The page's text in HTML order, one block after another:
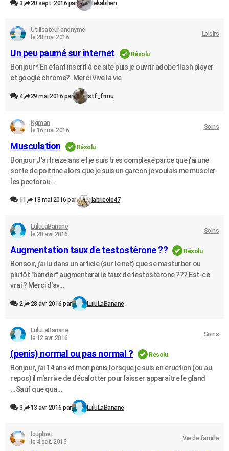
3 20 sept. 2016 par lekabilien
Utilisateur anonyme
le 28 mai 2016
Loisirs
Un peu paumé sur internet Résolu
Bonjour* En étant inscrit à ce site puis je ouvrir adobe flash player
et google chrome?. Merci Vive la vie
4 29 mai 2016 par stf_frmu
Ngman
le 16 mai 2016
Soins
Musculation Résolu
Bonjour J'ai treize ans et je suis tres complexé parce que j'ai une
sorte de poitrine alors que je suis un garcon.je voulais me muscler
les pectorau...
11 18 mai 2016 par labricole47
LuluLaBanane
le 28 avr. 2016
Soins
Augmentation taux de testostérone ?? Résolu
Bonsoir, j'ai lu dans un article (sur le net) que se masturber ou
plutôt "bander" augmenterai le taux de testostérone ??? Est-ce
vrai ? Merci d'av...
2 28 avr. 2016 par LuluLaBanane
LuluLaBanane
le 12 avr. 2016
Soins
(penis) normal ou pas normal ? Résolu
Bonjour, j'ai 14 ans et mon penis lorsque je suis en éruction (ou au
repos) il m'arrive de décalotter pour laisser apparaître le gland
...Sauf que qua...
3 13 avr. 2016 par LuluLaBanane
loupbret
le 4 oct. 2015
Vie de famille